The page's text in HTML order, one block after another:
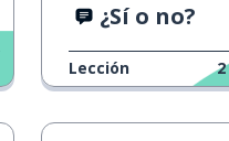
¿Sí o no?
Lección 2